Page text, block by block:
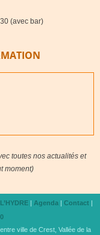
(avec bar)
toutes nos actualités et
moment)
L’HYDRE| Agenda | Contact|
ville de Crest, Vallée de la